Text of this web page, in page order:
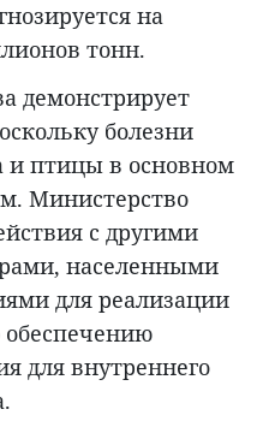
на
тонн.
демонстрирует
болезни
и птицы в основном
Министерство
с другими
населенными
для реализации
для внутреннего